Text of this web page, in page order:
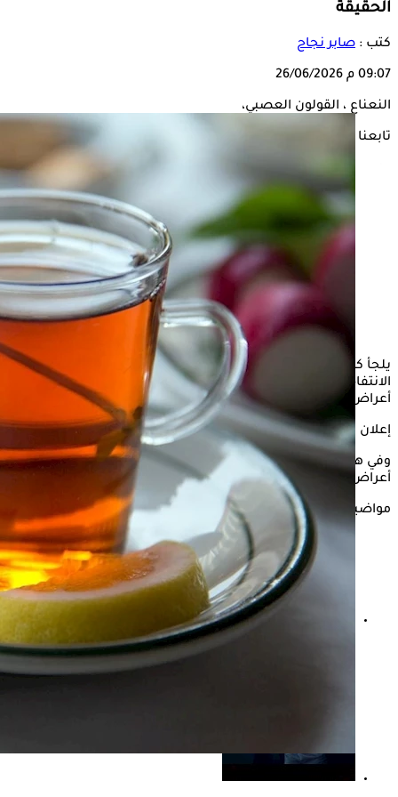
الحقيقة
كتب : صابر نجاح
09:07 م 26/06/2026
النعناع ، القولون العصبي،
تابعنا على
يلجأ كثير من مرضى القولون العصبيإلى شرب
لتخفيف
الانتفاخ وآلام البطن، ويعتقد البعض أنه علاج فعال للتخلص من
أعراض المرض، لكن ما مدى صحة ذلك؟
إعلان
وفي هذا السياق، يوضح "الكونسلتو" حقيقة دور النعناع في تخفيف
أعراض القولون العصبي، وذلك بحسب ما ورد في موقع WebMD.
مواضيع ذات صلة
خبز الحبة الكاملة لمرضى القولون العصبي- مفيد أم مضر؟-